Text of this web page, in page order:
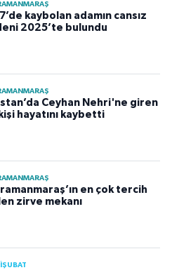
kaybolan adamın cansız
2025’te bulundu
Ceyhan Nehri'ne giren
hayatını kaybetti
en çok tercih
zirve mekanı